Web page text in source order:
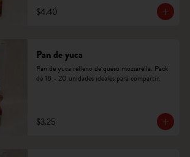
$4.40
Pan de yuca
Pan de yuca relleno de queso mozzarella. Pack
de 18 - 20 unidades ideales para compartir.
$3.25